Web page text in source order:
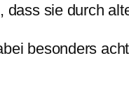
sie durch
besonders